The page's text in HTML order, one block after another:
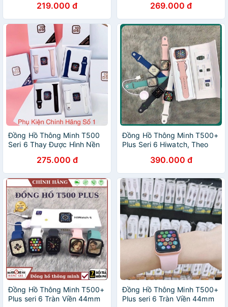
Trang Nhiều Màu
219.000 đ
44mm Hàng Chuẩn
269.000 đ
Đồng Hồ Thông Minh T500
Seri 6 Thay Được Hình Nền
Nghe Gọi, Kết nối Bluetooth
275.000 đ
Đồng Hồ Thông Minh T500+
Plus Seri 6 Hiwatch, Theo
Chơi Game, Phiên Bản Cao
Cấp
390.000 đ
Đồng Hồ Thông Minh T500+
Plus seri 6 Tràn Viền 44mm
Đồng Hồ Thông Minh T500+
Plus seri 6 Tràn Viền 44mm